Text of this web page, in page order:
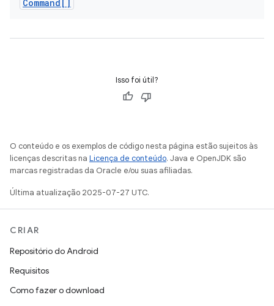
Command[]
Isso foi útil?
O conteúdo e os exemplos de código nesta página estão sujeitos às
licenças descritas na Licença de conteúdo. Java e OpenJDK são
marcas registradas da Oracle e/ou suas afiliadas.
Última atualização 2025-07-27 UTC.
CRIAR
Repositório do Android
Requisitos
Como fazer o download